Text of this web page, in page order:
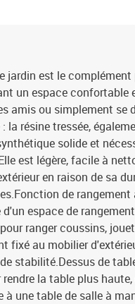
jardin est le
un espace confortable
amis ou simplement se
la résine tressée,
solide et
est légère, facile à
en raison de sa
de
espace de
ranger coussins,
fixé au mobilier
stabilité.Dessus de
la table plus
à une table de salle à